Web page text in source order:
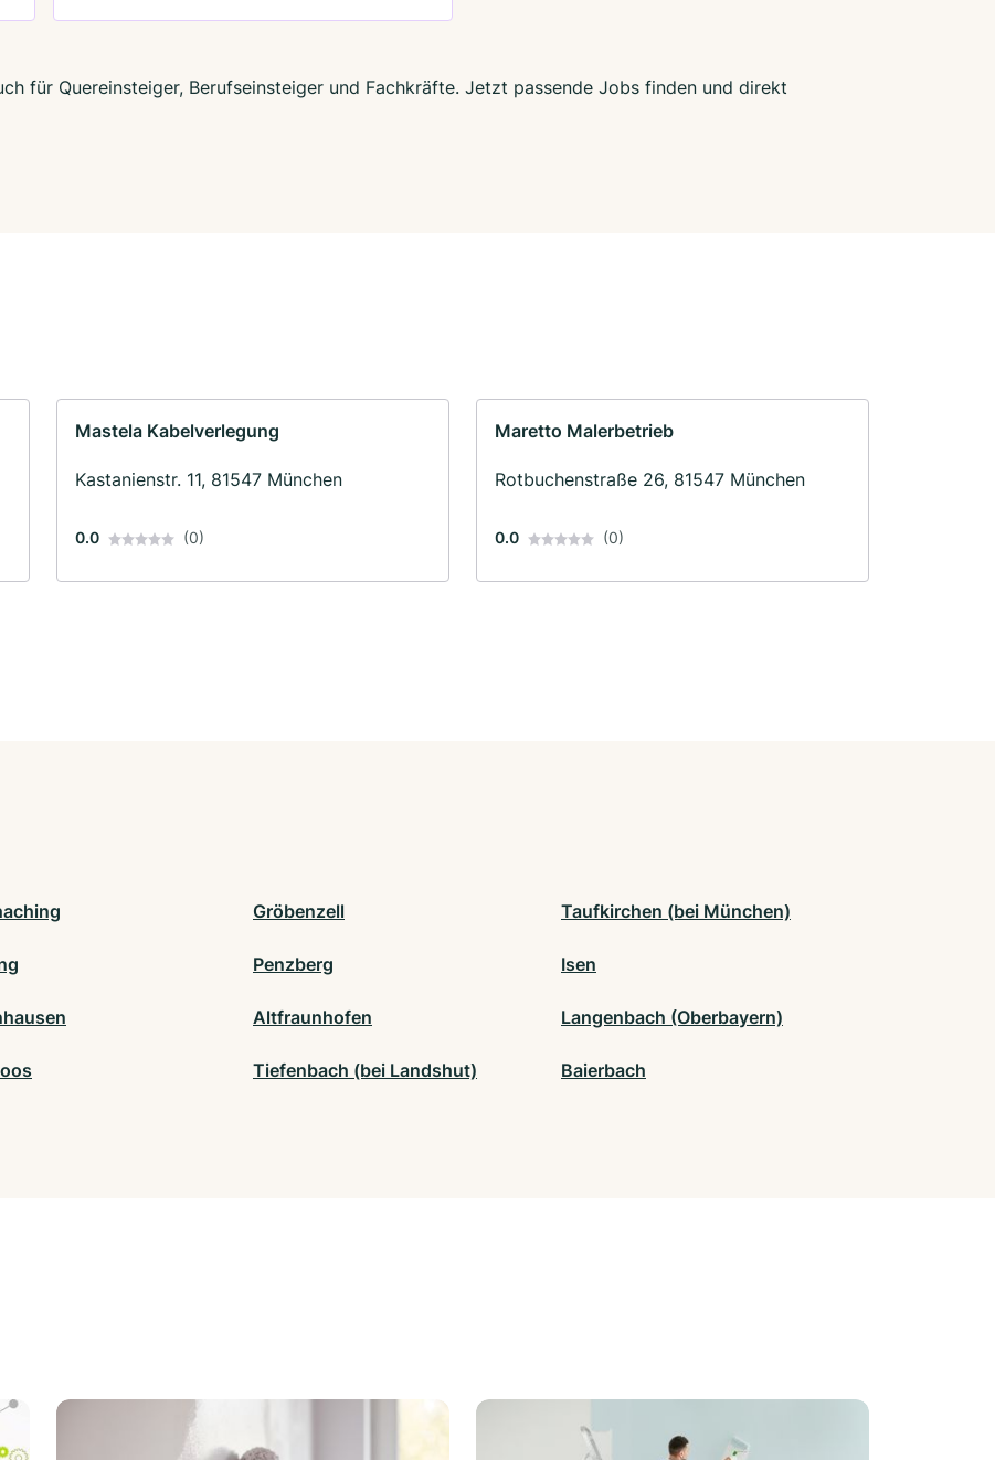
für Quereinsteiger, Berufseinsteiger und Fachkräfte. Jetzt passende Jobs finden und direkt
Mastela Kabelverlegung
Kastanienstr. 11, 81547 München
0.0 (0)
Maretto Malerbetrieb
Rotbuchenstraße 26, 81547 München
0.0 (0)
Gröbenzell Taufkirchen (bei München)
Penzberg Isen
Altfraunhofen Langenbach (Oberbayern)
Tiefenbach (bei Landshut) Baierbach